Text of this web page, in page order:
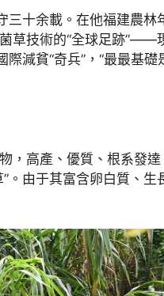
三十余載。在他福建農林
草技術的“全球足跡”——
減貧“奇兵”，“最最基
，高產、優質、根系發
由于其富含卵白質、生